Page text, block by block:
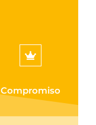
Compromiso